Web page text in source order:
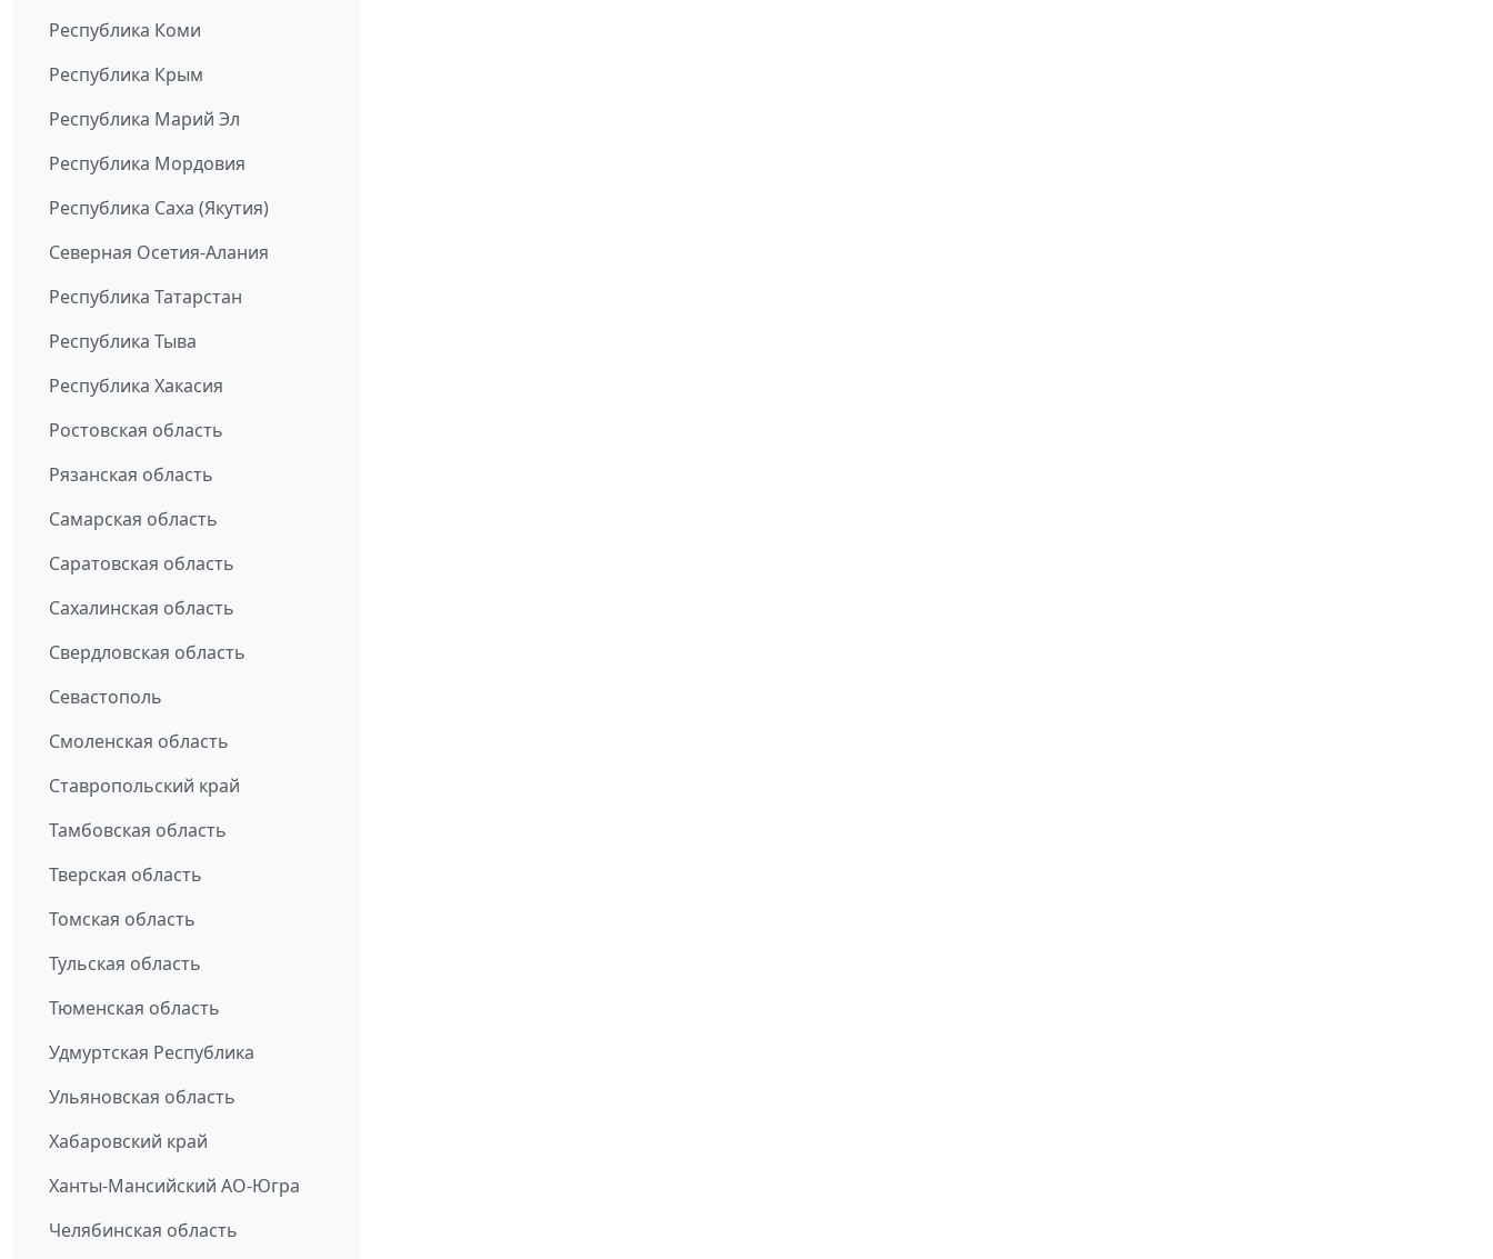
Республика Коми
Республика Крым
Республика Марий Эл
Республика Мордовия
Республика Саха (Якутия)
Северная Осетия-Алания
Республика Татарстан
Республика Тыва
Республика Хакасия
Ростовская область
Рязанская область
Самарская область
Саратовская область
Сахалинская область
Свердловская область
Севастополь
Смоленская область
Ставропольский край
Тамбовская область
Тверская область
Томская область
Тульская область
Тюменская область
Удмуртская Республика
Ульяновская область
Хабаровский край
Ханты-Мансийский АО-Югра
Челябинская область